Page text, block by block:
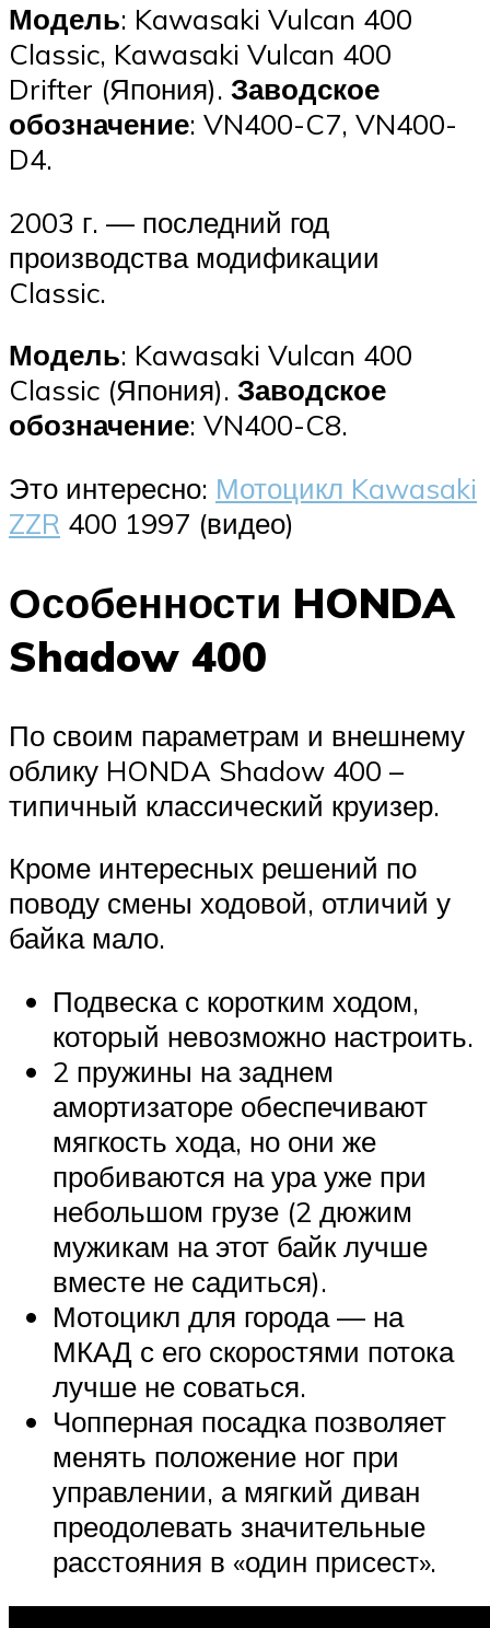
Модель: Kawasaki Vulcan 400
Classic, Kawasaki Vulcan 400
Drifter (Япония). Заводское
обозначение: VN400-C7, VN400-
D4.
2003 г. — последний год
производства модификации
Classic.
Модель: Kawasaki Vulcan 400
Classic (Япония). Заводское
обозначение: VN400-C8.
Это интересно: Мотоцикл Kawasaki
ZZR 400 1997 (видео)
Особенности HONDA
Shadow 400
По своим параметрам и внешнему
облику HONDA Shadow 400 –
типичный классический круизер.
Кроме интересных решений по
поводу смены ходовой, отличий у
байка мало.
Подвеска с коротким ходом,
который невозможно настроить.
2 пружины на заднем
амортизаторе обеспечивают
мягкость хода, но они же
пробиваются на ура уже при
небольшом грузе (2 дюжим
мужикам на этот байк лучше
вместе не садиться).
Мотоцикл для города — на
МКАД с его скоростями потока
лучше не соваться.
Чопперная посадка позволяет
менять положение ног при
управлении, а мягкий диван
преодолевать значительные
расстояния в «один присест».